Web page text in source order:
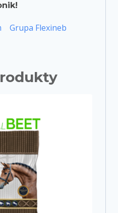
Grupa Flexineb